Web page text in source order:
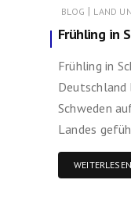
BLOG | LAND
Frühling in
Frühling in
Deutschland
Schweden
Landes
WEITERLESEN